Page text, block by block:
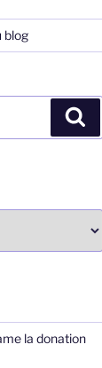
blog
la donation